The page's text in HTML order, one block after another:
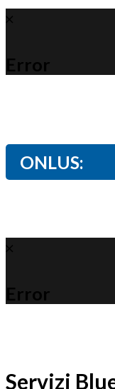
Error
ONLUS:
Error
Servizi